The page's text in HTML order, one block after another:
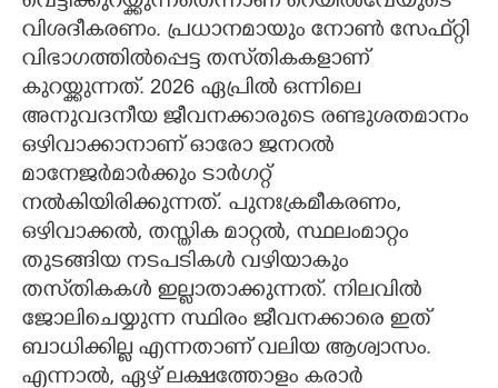
വിശദീകരണം. പ്രധാനമായും നോൺ സേഫ്‌റ്റി
വിഭാഗത്തിൽപ്പെട്ട തസ്‌തികകളാണ്
കുറയ്ക്കുന്നത്. 2026 ഏപ്രിൽ ഒന്നിലെ
അനുവദനീയ ജീവനക്കാരുടെ രണ്ടുശതമാനം
ഒഴിവാക്കാനാണ് ഓരോ ജനറൽ
മാനേജർമാർക്കും ടാർഗറ്റ്
നൽകിയിരിക്കുന്നത്. പുനഃക്രമീകരണം,
ഒഴിവാക്കൽ, തസ്തിക മാറ്റൽ, സ്ഥലംമാറ്റം
തുടങ്ങിയ നടപടികൾ വഴിയാകും
തസ്‌തികകൾ ഇല്ലാതാക്കുന്നത്. നിലവിൽ
ജോലിചെയ്യുന്ന സ്ഥിരം ജീവനക്കാരെ ഇത്
ബാധിക്കില്ല എന്നതാണ് വലിയ ആശ്വാസം.
എന്നാൽ, ഏഴ് ലക്ഷത്തോളം കരാർ